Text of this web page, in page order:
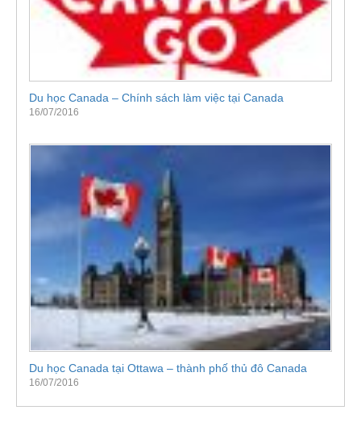
Du học Canada – Chính sách làm việc tại Canada
16/07/2016
Du học Canada tại Ottawa – thành phố thủ đô Canada
16/07/2016